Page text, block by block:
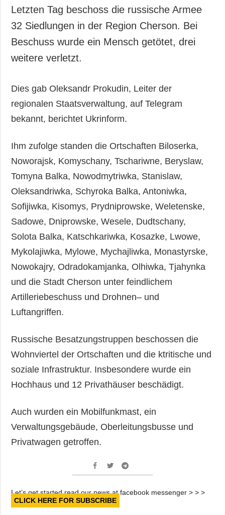
ZUSÄTZLICH
Veröffentlichungen
Interview
Fotos
LEISTUNGEN
Abonnement
Fotobank
Letzten Tag beschoss die russische Armee
32 Siedlungen in der Region Cherson. Bei
Beschuss wurde ein Mensch getötet, drei
weitere verletzt.
Dies gab Oleksandr Prokudin, Leiter der
regionalen Staatsverwaltung, auf Telegram
bekannt, berichtet Ukrinform.
Ihm zufolge standen die Ortschaften Biloserka,
Noworajsk, Komyschany, Tschariwne, Beryslaw,
Tomyna Balka, Nowodmytriwka, Stanislaw,
Oleksandriwka, Schyroka Balka, Antoniwka,
Sofijiwka, Kisomys, Prydniprowske, Weletenske,
Sadowe, Dniprowske, Wesele, Dudtschany,
Solota Balka, Katschkariwka, Kosazke, Lwowe,
Mykolajiwka, Mylowe, Mychajliwka, Monastyrske,
Nowokajry, Odradokamjanka, Olhiwka, Tjahynka
und die Stadt Cherson unter feindlichem
Artilleriebeschuss und Drohnen– und
Luftangriffen.
Russische Besatzungstruppen beschossen die
Wohnviertel der Ortschaften und die ktritische und
soziale Infrastruktur. Insbesondere wurde ein
Hochhaus und 12 Privathäuser beschädigt.
Auch wurden ein Mobilfunkmast, ein
Verwaltungsgebäude, Oberleitungsbusse und
Privatwagen getroffen.
Let’s get started read our news at facebook messenger > > >
CLICK HERE FOR SUBSCRIBE